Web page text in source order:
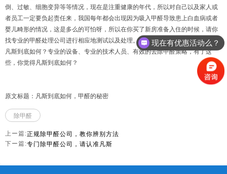
倒、过敏、细胞变异等等情况，现在是注重健康的年代，所以对自己以及家人或
者员工一定要负起责任来，我国每年都会出现因为吸入甲醛导致患上白血病或者
婴儿畸形的情况，这是多么的可怕呀，所以在你买了新房准备入住的时候，请你
找专业的甲醛处理公司进行相应地测试以及处理。
凡斯到底如何？专业的设备、专业的技术人员、有效的去除甲醛策略，有了这
些，你觉得凡斯到底如何？
原文标题：凡斯到底如何，甲醛的秘密
除甲醛
上ー篇:正规除甲醛公司，教你辨别方法
下ー篇:专门除甲醛公司，请认准凡斯
现在有优惠活动么？